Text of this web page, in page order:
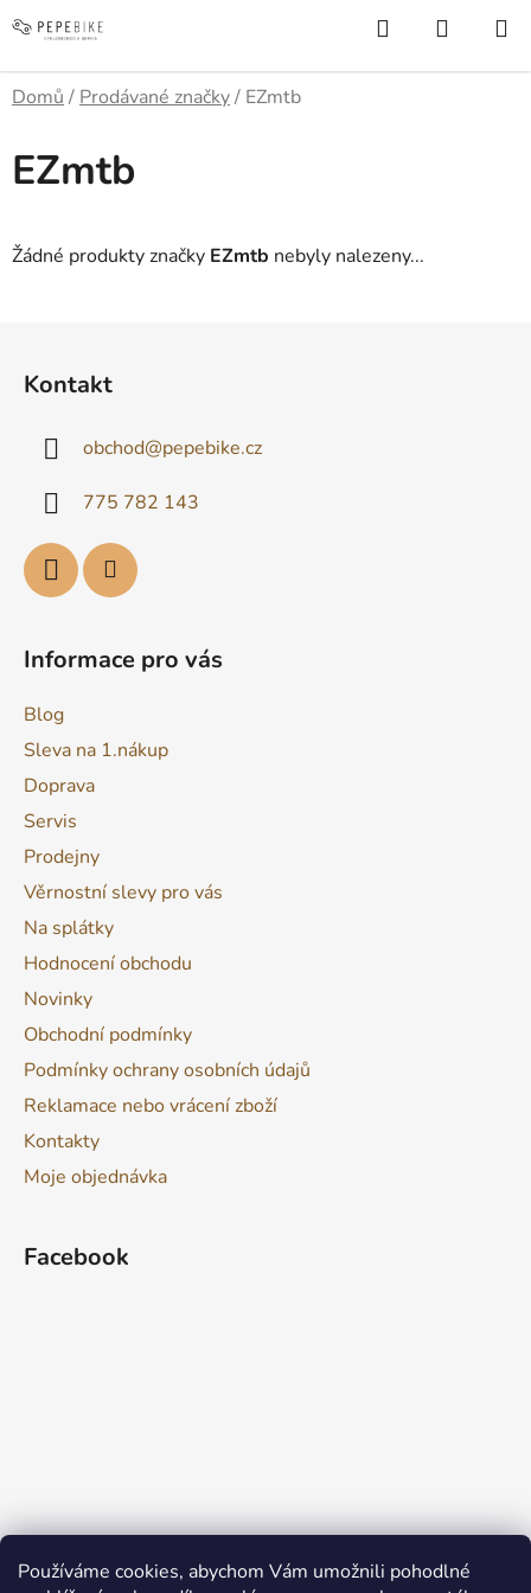
Používáme cookies, abychom Vám umožnili pohodlné
na
Hledat
KOŠÍK
Domů / Prodávané značky/ EZmtb
EZmtb
Žádné produkty značky EZmtb nebyly nalezeny...
Kontakt
obchod@pepebike.cz
775 782 143
Informace pro vás
Blog
Sleva na 1.nákup
Doprava
Servis
Prodejny
Věrnostní slevy pro vás
Na splátky
Hodnocení obchodu
Novinky
Obchodní podmínky
Podmínky ochrany osobních údajů
Reklamace nebo vrácení zboží
Kontakty
Moje objednávka
Facebook